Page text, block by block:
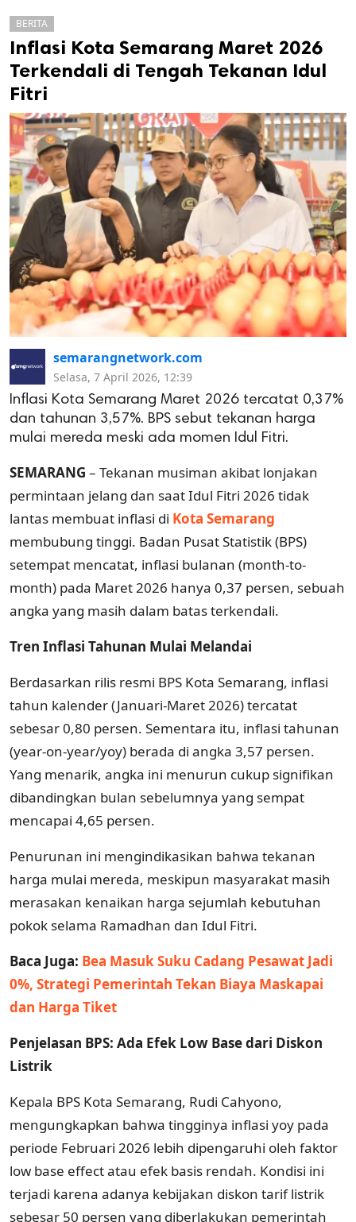
cipta.
BERITA
Inflasi Kota Semarang Maret 2026
Terkendali di Tengah Tekanan Idul
Fitri
semarangnetwork.com
Selasa, 7 April 2026, 12:39
Inflasi Kota Semarang Maret 2026 tercatat 0,37%
dan tahunan 3,57%. BPS sebut tekanan harga
mulai mereda meski ada momen Idul Fitri.
SEMARANG – Tekanan musiman akibat lonjakan
permintaan jelang dan saat Idul Fitri 2026 tidak
lantas membuat inflasi di Kota Semarang
membubung tinggi. Badan Pusat Statistik (BPS)
setempat mencatat, inflasi bulanan (month-to-
month) pada Maret 2026 hanya 0,37 persen, sebuah
angka yang masih dalam batas terkendali.
Tren Inflasi Tahunan Mulai Melandai
Berdasarkan rilis resmi BPS Kota Semarang, inflasi
tahun kalender (Januari-Maret 2026) tercatat
sebesar 0,80 persen. Sementara itu, inflasi tahunan
(year-on-year/yoy) berada di angka 3,57 persen.
Yang menarik, angka ini menurun cukup signifikan
dibandingkan bulan sebelumnya yang sempat
mencapai 4,65 persen.
Penurunan ini mengindikasikan bahwa tekanan
harga mulai mereda, meskipun masyarakat masih
merasakan kenaikan harga sejumlah kebutuhan
pokok selama Ramadhan dan Idul Fitri.
Baca Juga: Bea Masuk Suku Cadang Pesawat Jadi
0%, Strategi Pemerintah Tekan Biaya Maskapai
dan Harga Tiket
Penjelasan BPS: Ada Efek Low Base dari Diskon
Listrik
Kepala BPS Kota Semarang, Rudi Cahyono,
mengungkapkan bahwa tingginya inflasi yoy pada
periode Februari 2026 lebih dipengaruhi oleh faktor
low base effect atau efek basis rendah. Kondisi ini
terjadi karena adanya kebijakan diskon tarif listrik
sebesar 50 persen yang diberlakukan pemerintah